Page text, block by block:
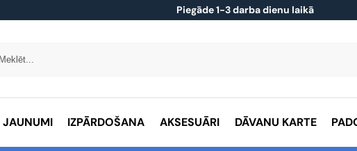
Piegāde 1-3 darba dienu laikā
JAUNUMI IZPĀRDOŠANA AKSESUĀRI DĀVANU KARTE